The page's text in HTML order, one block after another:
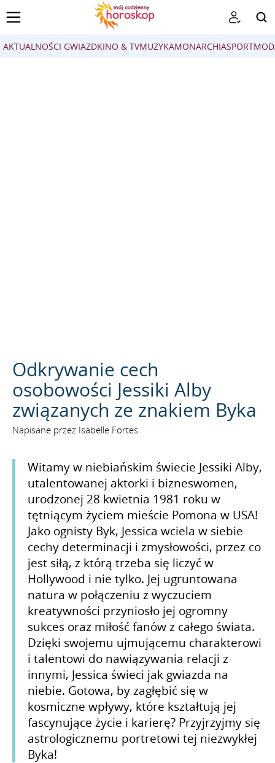
AKTUALNOŚCI GWIAZDKINO & TVMUZYKAMONARCHIASPORT
Odkrywanie cech
osobowości Jessiki Alby
związanych ze znakiem Byka
Napisane przez Isabelle Fortes
Witamy w niebiańskim świecie Jessiki Alby,
utalentowanej aktorki i bizneswomen,
urodzonej 28 kwietnia 1981 roku w
tętniącym życiem mieście Pomona w USA!
Jako ognisty Byk, Jessica wciela w siebie
cechy determinacji i zmysłowości, przez co
jest siłą, z którą trzeba się liczyć w
Hollywood i nie tylko. Jej ugruntowana
natura w połączeniu z wyczuciem
kreatywności przyniosło jej ogromny
sukces oraz miłość fanów z całego świata.
Dzięki swojemu ujmującemu charakterowi
i talentowi do nawiązywania relacji z
innymi, Jessica świeci jak gwiazda na
niebie. Gotowa, by zagłębić się w
kosmiczne wpływy, które kształtują jej
fascynujące życie i karierę? Przyjrzyjmy się
astrologicznemu portretowi tej niezwykłej
Byka!